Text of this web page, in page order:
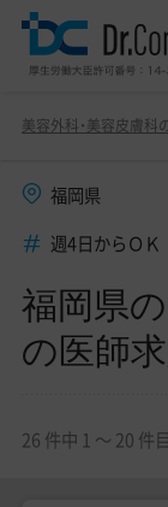
美容クリニッ
サービス紹介
ドクターコ
エージェン
常勤求人一覧
美容外科・美容皮膚
福岡県
週4日からＯＫ
福岡県
の医師
26 件中 1 〜 20 件目
福岡県の美容